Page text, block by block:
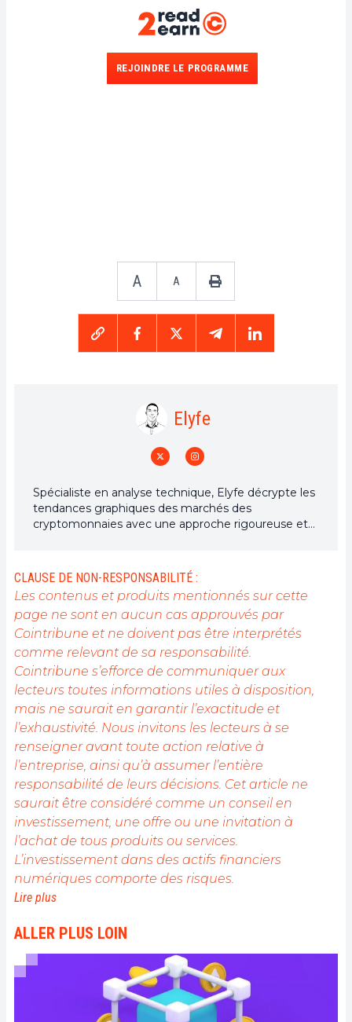
REJOINDRE LE PROGRAMME
A A
Elyfe
Spécialiste en analyse technique, Elyfe décrypte les
tendances graphiques des marchés des
cryptomonnaies avec une approche rigoureuse et
dynamique des prix, aidant les investisseurs et
passionnés à mieux comprendre et anticiper les
mouvements du marché.
CLAUSE DE NON-RESPONSABILITÉ :
Les contenus et produits mentionnés sur cette
page ne sont en aucun cas approuvés par
Cointribune et ne doivent pas être interprétés
comme relevant de sa responsabilité.
Cointribune s’efforce de communiquer aux
lecteurs toutes informations utiles à disposition,
mais ne saurait en garantir l’exactitude et
l’exhaustivité. Nous invitons les lecteurs à se
renseigner avant toute action relative à
l’entreprise, ainsi qu’à assumer l’entière
responsabilité de leurs décisions. Cet article ne
saurait être considéré comme un conseil en
investissement, une offre ou une invitation à
l’achat de tous produits ou services.
L’investissement dans des actifs financiers
numériques comporte des risques.
Lire plus
ALLER PLUS LOIN